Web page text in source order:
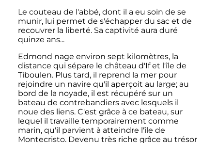
Le couteau de l'abbé, dont il a eu soin de se
munir, lui permet de s'échapper du sac et de
recouvrer la liberté. Sa captivité aura duré
quinze ans...
Edmond nage environ sept kilomètres, la
distance qui sépare le château d'If et l'île de
Tiboulen. Plus tard, il reprend la mer pour
rejoindre un navire qu'il aperçoit au large; au
bord de la noyade, il est récupéré sur un
bateau de contrebandiers avec lesquels il
noue des liens. C'est grâce à ce bateau, sur
lequel il travaille temporairement comme
marin, qu'il parvient à atteindre l'île de
Montecristo. Devenu très riche grâce au trésor